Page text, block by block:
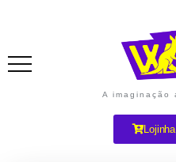
A imaginação
Lojinha